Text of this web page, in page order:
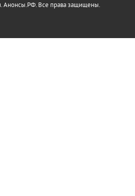
Анонсы.РФ. Все права защищены.